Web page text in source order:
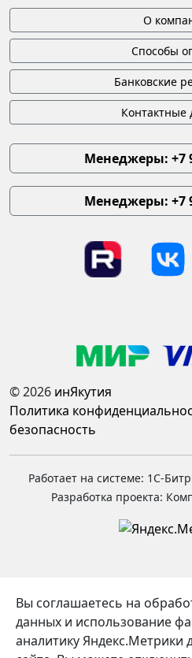
О
Способы
Банковские
Контактные
Менеджеры: +7
Менеджеры: +7
© 2026 инЯкутия
Политика
безопасность
Работает на системе: 1С-
Разработка проекта:
Вы соглашаетесь на
данных и использование
аналитику Яндекс.Метрики